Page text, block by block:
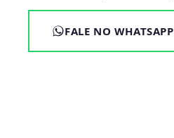
FALE NO WHATSAPP